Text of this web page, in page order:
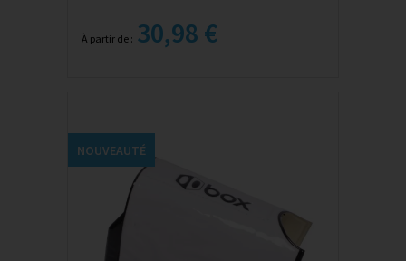
À partir de : 30,98 €
NOUVEAUTÉ